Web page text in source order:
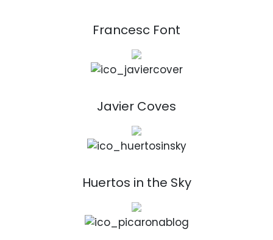
Francesc Font
Javier Coves
Huertos in the Sky